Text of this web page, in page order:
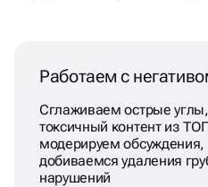
Работаем с
Сглаживаем острые
токсичный контент из
модерируем обсуждения,
добиваемся удаления
нарушений